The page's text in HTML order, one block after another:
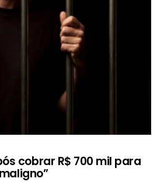
cobrar R$ 700 mil para